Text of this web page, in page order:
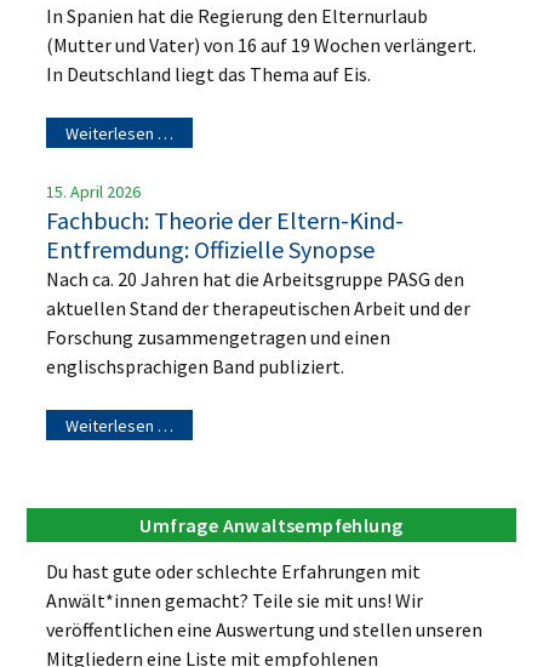
In Spanien hat die Regierung den Elternurlaub
(Mutter und Vater) von 16 auf 19 Wochen verlängert.
In Deutschland liegt das Thema auf Eis.
Weiterlesen …
15. April 2026
Fachbuch: Theorie der Eltern-Kind-
Entfremdung: Offizielle Synopse
Nach ca. 20 Jahren hat die Arbeitsgruppe PASG den
aktuellen Stand der therapeutischen Arbeit und der
Forschung zusammengetragen und einen
englischsprachigen Band publiziert.
Weiterlesen …
Umfrage Anwaltsempfehlung
Du hast gute oder schlechte Erfahrungen mit
Anwält*innen gemacht? Teile sie mit uns! Wir
veröffentlichen eine Auswertung und stellen unseren
Mitgliedern eine Liste mit empfohlenen